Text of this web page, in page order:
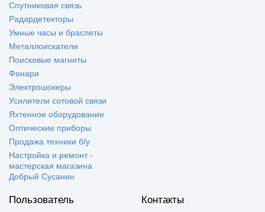
Спутниковая связь
Радардетекторы
Умные часы и браслеты
Металлоискатели
Поисковые магниты
Фонари
Электрошокеры
Усилители сотовой связи
Яхтенное оборудование
Оптические приборы
Продажа техники б/у
Настройка и ремонт -
мастерская магазина
Добрый Сусанин
Пользователь Контакты